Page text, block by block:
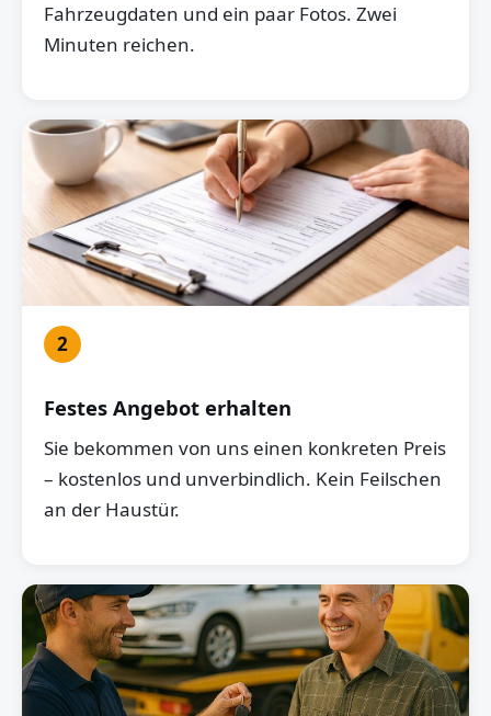
Fahrzeugdaten und ein paar Fotos. Zwei
Minuten reichen.
2
Festes Angebot erhalten
Sie bekommen von uns einen konkreten Preis
– kostenlos und unverbindlich. Kein Feilschen
an der Haustür.